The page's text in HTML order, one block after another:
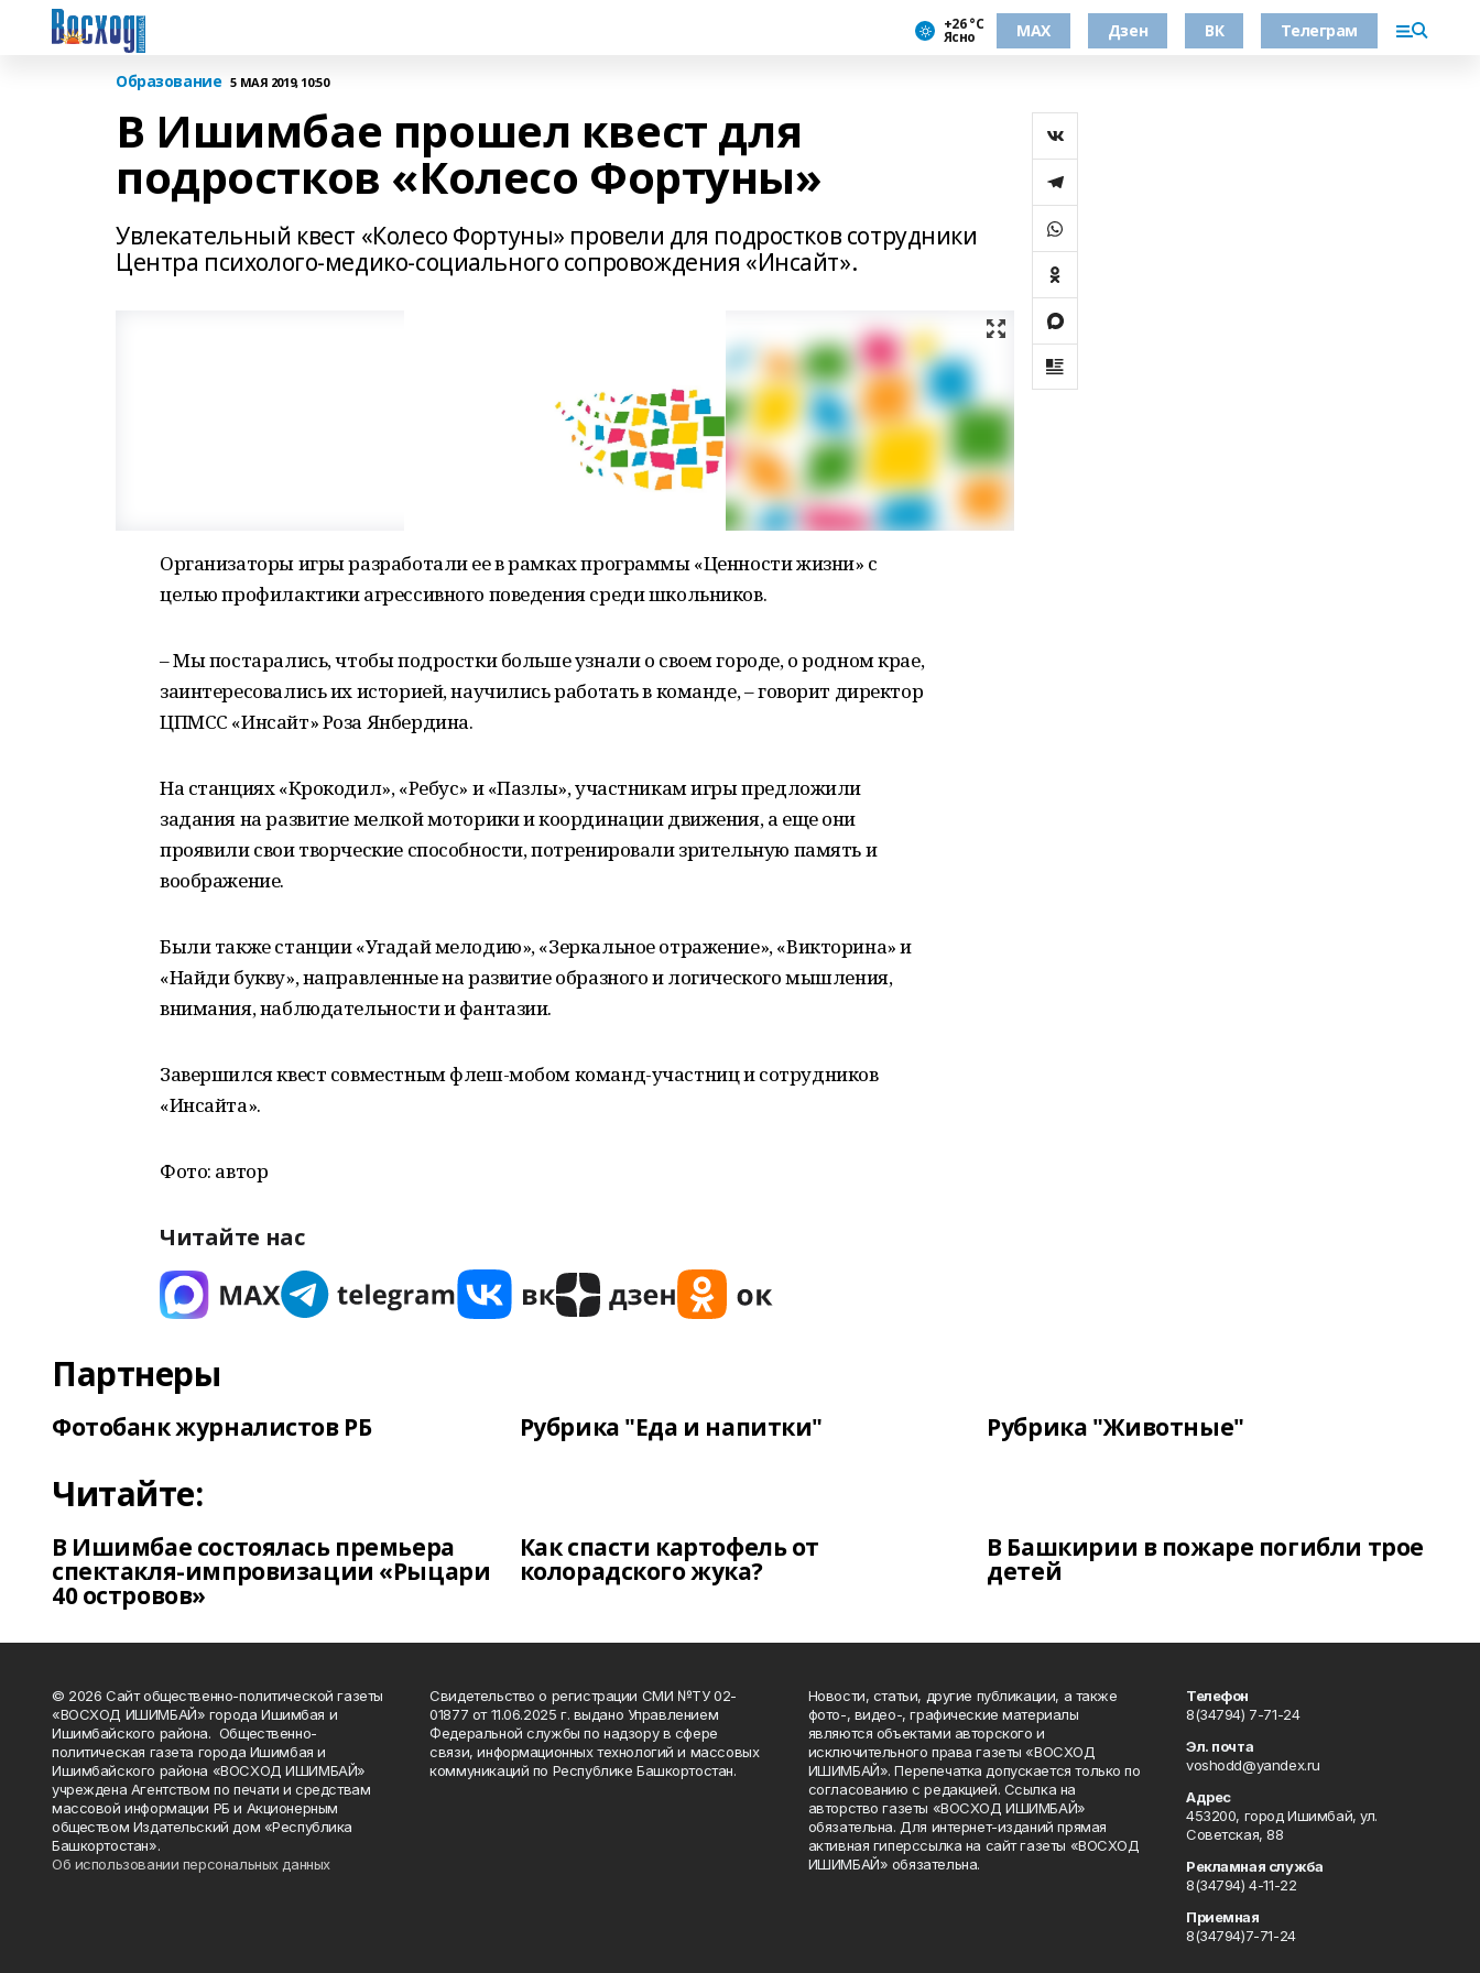
+26 °С
Ясно МАХ Дзен ВК Телеграм
Образование 5 МАЯ 2019, 10:50
В Ишимбае прошел квест для
подростков «Колесо Фортуны»
Увлекательный квест «Колесо Фортуны» провели для подростков сотрудники
Центра психолого-медико-социального сопровождения «Инсайт».
Организаторы игры разработали ее в рамках программы «Ценности жизни» с
целью профилактики агрессивного поведения среди школьников.
– Мы постарались, чтобы подростки больше узнали о своем городе, о родном крае,
заинтересовались их историей, научились работать в команде, – говорит директор
ЦПМСС «Инсайт» Роза Янбердина.
На станциях «Крокодил», «Ребус» и «Пазлы», участникам игры предложили
задания на развитие мелкой моторики и координации движения, а еще они
проявили свои творческие способности, потренировали зрительную память и
воображение.
Были также станции «Угадай мелодию», «Зеркальное отражение», «Викторина» и
«Найди букву», направленные на развитие образного и логического мышления,
внимания, наблюдательности и фантазии.
Завершился квест совместным флеш-мобом команд-участниц и сотрудников
«Инсайта».
Фото: автор
Читайте нас
Партнеры
Фотобанк журналистов РБ Рубрика "Еда и напитки" Рубрика "Животные"
Читайте:
В Ишимбае состоялась премьера
спектакля-импровизации «Рыцари
40 островов»
Как спасти картофель от
колорадского жука?
В Башкирии в пожаре погибли трое
детей
© 2026 Сайт общественно-политической газеты
«ВОСХОД ИШИМБАЙ» города Ишимбая и
Ишимбайского района. Общественно-
политическая газета города Ишимбая и
Ишимбайского района «ВОСХОД ИШИМБАЙ»
учреждена Агентством по печати и средствам
массовой информации РБ и Акционерным
обществом Издательский дом «Республика
Башкортостан».
Об использовании персональных данных
Свидетельство о регистрации СМИ №ТУ 02-
01877 от 11.06.2025 г. выдано Управлением
Федеральной службы по надзору в сфере
связи, информационных технологий и массовых
коммуникаций по Республике Башкортостан.
Новости, статьи, другие публикации, а также
фото-, видео-, графические материалы
являются объектами авторского и
исключительного права газеты «ВОСХОД
ИШИМБАЙ». Перепечатка допускается только по
согласованию с редакцией. Ссылка на
авторство газеты «ВОСХОД ИШИМБАЙ»
обязательна. Для интернет-изданий прямая
активная гиперссылка на сайт газеты «ВОСХОД
ИШИМБАЙ» обязательна.
Телефон
8(34794) 7-71-24
Эл. почта
voshodd@yandex.ru
Адрес
453200, город Ишимбай, ул.
Советская, 88
Рекламная служба
8(34794) 4-11-22
Приемная
8(34794)7-71-24